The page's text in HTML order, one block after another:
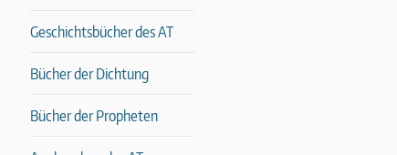
Geschichtsbücher des AT
Bücher der Dichtung
Bücher der Propheten